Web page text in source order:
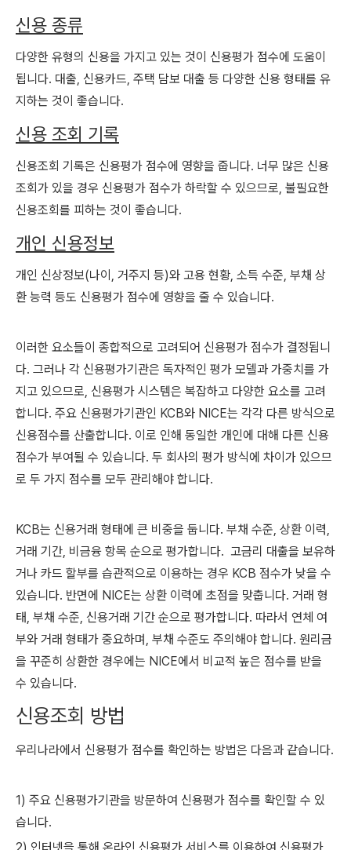
신용 종류
다양한 유형의 신용을 가지고 있는 것이 신용평가 점수에 도움이
됩니다. 대출, 신용카드, 주택 담보 대출 등 다양한 신용 형태를 유
지하는 것이 좋습니다.
신용 조회 기록
신용조회 기록은 신용평가 점수에 영향을 줍니다. 너무 많은 신용
조회가 있을 경우 신용평가 점수가 하락할 수 있으므로, 불필요한
신용조회를 피하는 것이 좋습니다.
개인 신용정보
개인 신상정보(나이, 거주지 등)와 고용 현황, 소득 수준, 부채 상
환 능력 등도 신용평가 점수에 영향을 줄 수 있습니다.
이러한 요소들이 종합적으로 고려되어 신용평가 점수가 결정됩니
다. 그러나 각 신용평가기관은 독자적인 평가 모델과 가중치를 가
지고 있으므로, 신용평가 시스템은 복잡하고 다양한 요소를 고려
합니다. 주요 신용평가기관인 KCB와 NICE는 각각 다른 방식으로
신용점수를 산출합니다. 이로 인해 동일한 개인에 대해 다른 신용
점수가 부여될 수 있습니다. 두 회사의 평가 방식에 차이가 있으므
로 두 가지 점수를 모두 관리해야 합니다.
KCB는 신용거래 형태에 큰 비중을 둡니다. 부채 수준, 상환 이력,
거래 기간, 비금융 항목 순으로 평가합니다. 고금리 대출을 보유하
거나 카드 할부를 습관적으로 이용하는 경우 KCB 점수가 낮을 수
있습니다. 반면에 NICE는 상환 이력에 초점을 맞춥니다. 거래 형
태, 부채 수준, 신용거래 기간 순으로 평가합니다. 따라서 연체 여
부와 거래 형태가 중요하며, 부채 수준도 주의해야 합니다. 원리금
을 꾸준히 상환한 경우에는 NICE에서 비교적 높은 점수를 받을
수 있습니다.
신용조회 방법
우리나라에서 신용평가 점수를 확인하는 방법은 다음과 같습니다.
1) 주요 신용평가기관을 방문하여 신용평가 점수를 확인할 수 있
습니다.